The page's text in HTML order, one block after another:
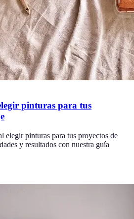
pinturas para tus
elegir pinturas para tus proyectos de
y resultados con nuestra guía